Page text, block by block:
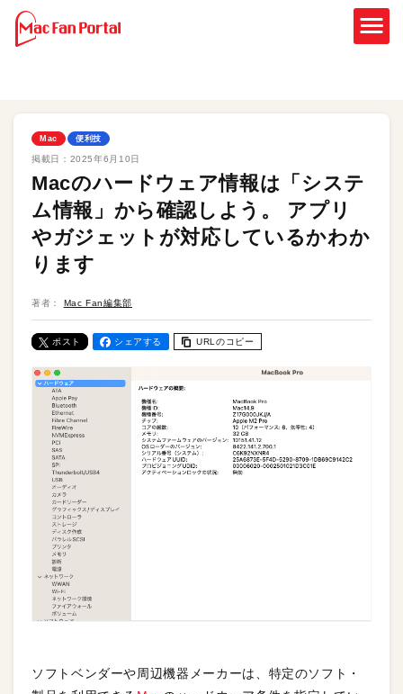
Mac 便利技
掲載日： 2025年6月10日
Macのハードウェア情報は「システ
ム情報」から確認しよう。 アプリ
やガジェットが対応しているかわか
ります
著者： Mac Fan編集部
ポスト シェアする URLのコピー
ソフトベンダーや周辺機器メーカーは、特定のソフト・